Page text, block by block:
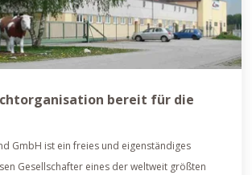
bereit für die
GmbH ist ein freies und eigenständiges
Gesellschafter eines der weltweit größten